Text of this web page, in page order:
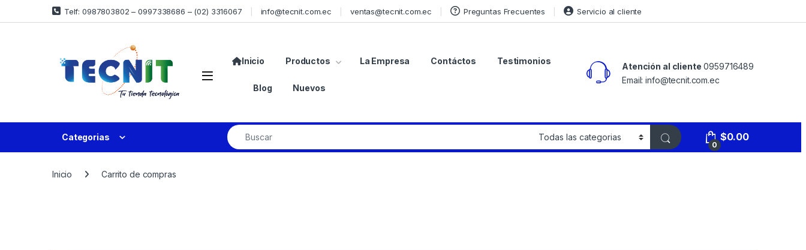
Telf: 0987803802 – 0997338686 – (02) 3316067 info@tecnit.com.ec ventas@tecnit.com.ec Preguntas Frecuentes Servicio al cliente
Inicio Productos La Empresa Contáctos Testimonios
Blog Nuevos
Atención al cliente 0959716489
Email: info@tecnit.com.ec
Categorias
0
$0.00
Inicio Carrito de compras